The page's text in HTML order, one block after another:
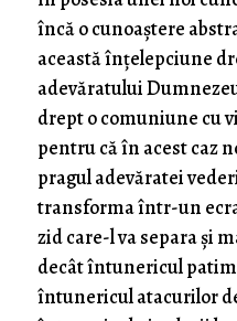
încă o cunoaştere
această înţelepciune
adevăratului
drept o comuniune cu
pentru că în acest caz
pragul adevăratei
transforma într-un
zid care-l va separa şi
decât întunericul
întunericul atacurilor